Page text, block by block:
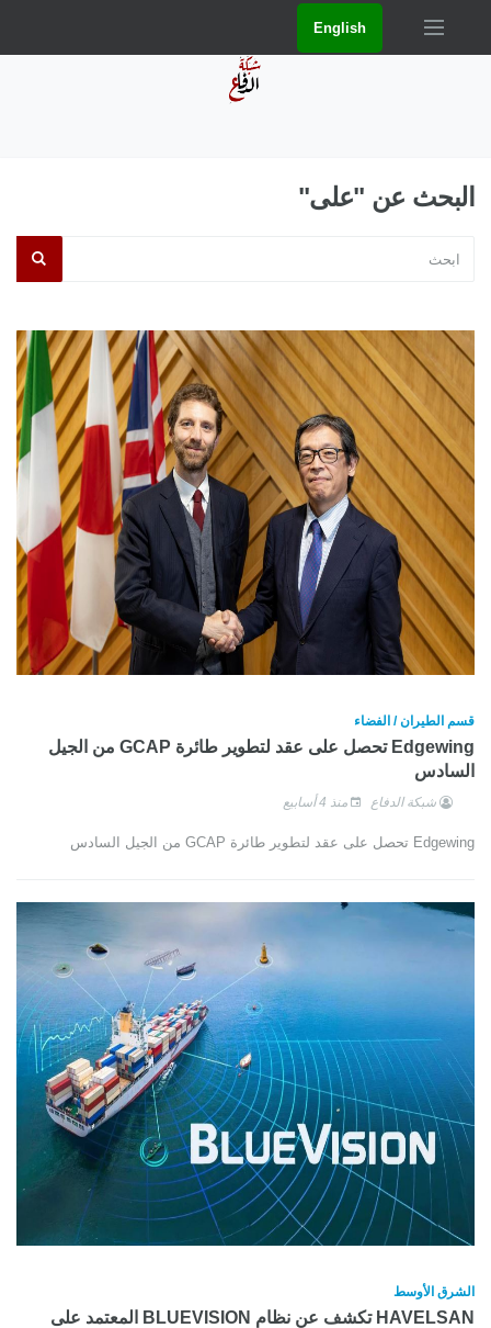
English
البحث عن "على"
قسم الطيران / الفضاء
Edgewing تحصل على عقد لتطوير طائرة GCAP من الجيل
السادس
شبكة الدفاع منذ 4 أسابيع
Edgewing تحصل على عقد لتطوير طائرة GCAP من الجيل السادس
الشرق الأوسط
HAVELSAN تكشف عن نظام BLUEVISION المعتمد على